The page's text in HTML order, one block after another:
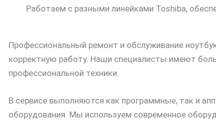
Работаем с разными линейками Toshiba,
Профессиональный ремонт и обслуживание
корректную работу. Наши специалисты имеют
профессиональной техники.
В сервисе выполняются как программные, так и
оборудования. Мы используем современное